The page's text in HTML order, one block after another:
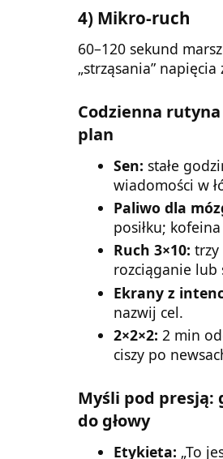
4) Mikro-ruch
60–120 sekund
„strząsania”
Codzienna
plan
Sen: stałe
wiadomości w
Paliwo dla
posiłku;
Ruch 3×10: trzy
rozciąganie lub
Ekrany z
nazwij cel.
2×2×2: 2 min
ciszy po
Myśli pod presją:
do głowy
Etykieta: „To